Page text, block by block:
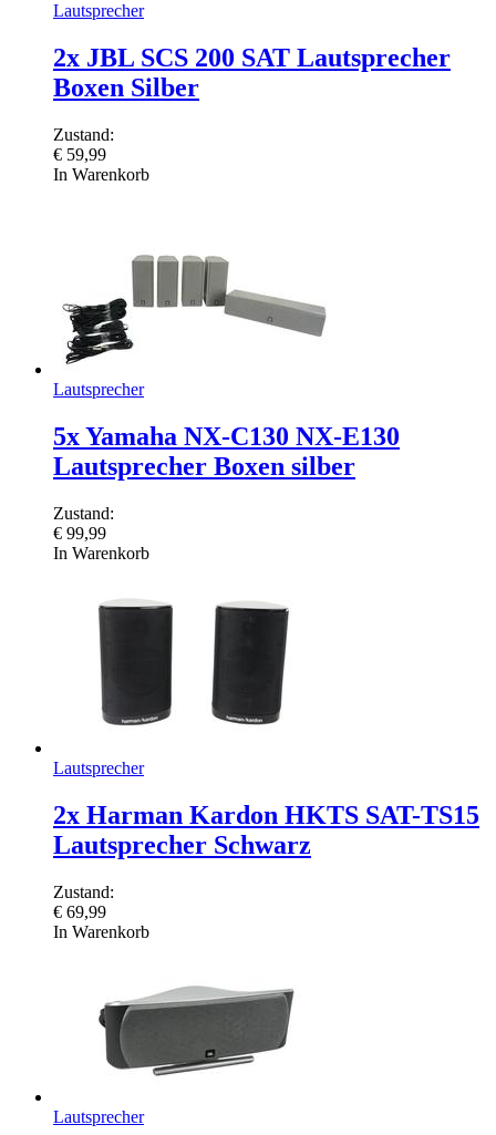
Lautsprecher
2x JBL SCS 200 SAT Lautsprecher
Boxen Silber
Zustand:
€ 59,99
In Warenkorb
Lautsprecher
5x Yamaha NX-C130 NX-E130
Lautsprecher Boxen silber
Zustand:
€ 99,99
In Warenkorb
Lautsprecher
2x Harman Kardon HKTS SAT-TS15
Lautsprecher Schwarz
Zustand:
€ 69,99
In Warenkorb
Lautsprecher